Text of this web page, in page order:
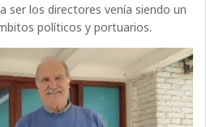
ser los directores venía siendo un
políticos y portuarios.